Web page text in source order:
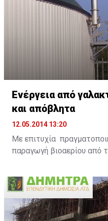
ENERGY SAVING, βοηθά
την κατανάλωση
Ενέργεια από
και απόβλητα
12.05.2014 13:20
Με επιτυχία
παραγωγή βιοαερίου από
διαχείρισης ληγμένων
στην εξειδικευμένη
στο χωριό Μαρκί. Το
έργο υλοποιείται στο